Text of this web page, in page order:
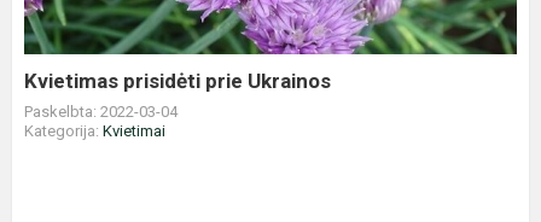
Kvietimas prisidėti prie Ukrainos
Paskelbta: 2022-03-04
Kategorija: Kvietimai